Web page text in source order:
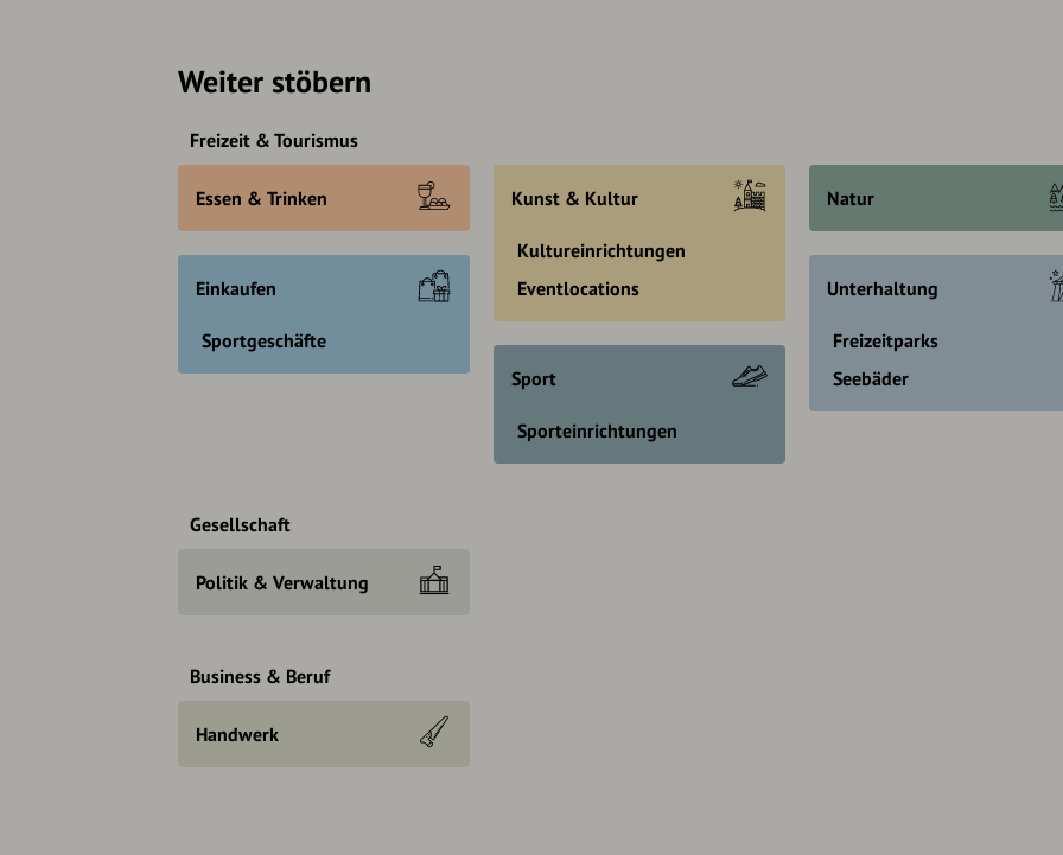
Weiter stöbern
Freizeit & Tourismus
Essen & Trinken
Einkaufen
Sportgeschäfte
Kunst & Kultur
Kultureinrichtungen
Eventlocations
Sport
Sporteinrichtungen
Natur
Unterhaltung
Freizeitparks
Seebäder
Gesellschaft
Politik & Verwaltung
Business & Beruf
Handwerk